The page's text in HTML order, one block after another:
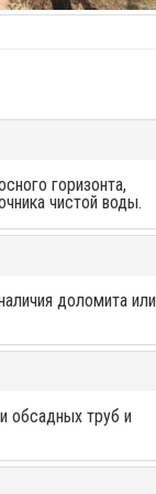
горизонта,
чистой воды.
доломита или
обсадных труб и